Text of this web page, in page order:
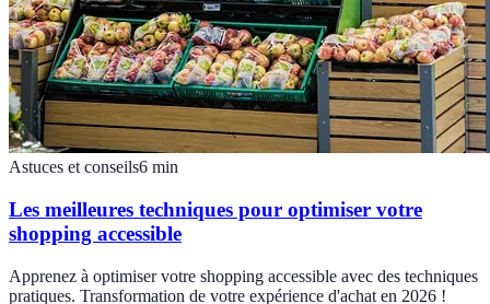
Astuces et conseils6 min
Les meilleures techniques pour optimiser votre
shopping accessible
Apprenez à optimiser votre shopping accessible avec des techniques
pratiques. Transformation de votre expérience d'achat en 2026 !